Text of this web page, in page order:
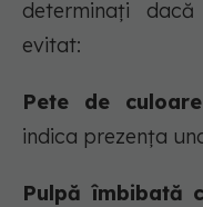
determinați
evitat:
Pete de
indica prezența
Pulpă îmbibată